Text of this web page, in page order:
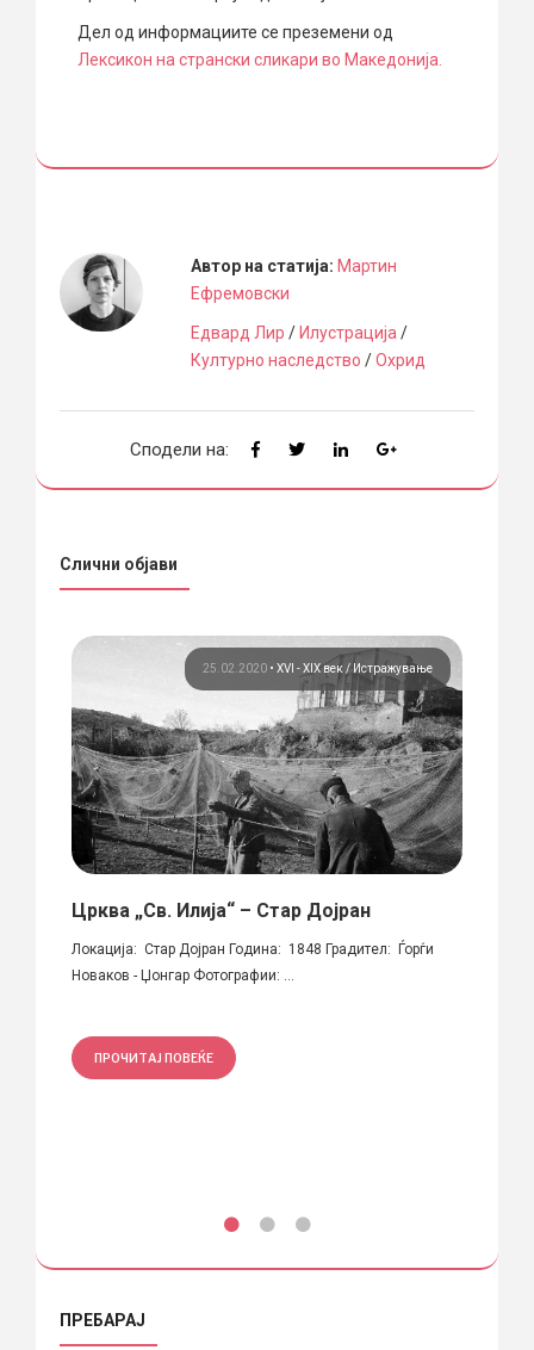
Дел од информациите се преземени од
Лексикон на странски сликари во Македонија.
Автор на статија: Мартин
Ефремовски
Едвард Лир / Илустрација /
Културно наследство /Охрид
Сподели на:
Слични објави
25.02.2020 • XVI - XIX век Истражување
Црква „Св. Илија“ – Стар Дојран
Локација: Стар Дојран Година: 1848 Градител: Ѓорѓи
Новаков - Џонгар Фотографии: ...
ПРОЧИТАЈ ПОВЕЌЕ
ПРЕБАРАЈ